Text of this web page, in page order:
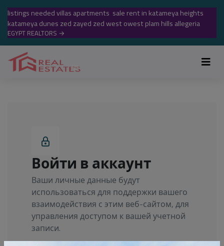
listings needed villas apartments sale rent in katameya heights
katameya dunes zed zayed zed west owest plam hills allegeria
EGYPT REALTORS →
Войти в аккаунт
Ваши личные данные будут
использоваться для поддержки вашего
взаимодействия с этим веб-сайтом, для
управления доступом к вашей учетной
записи.